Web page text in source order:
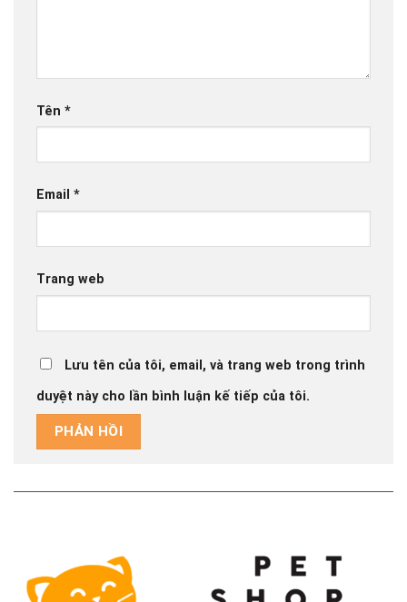
Tên *
Email *
Trang web
Lưu tên của tôi, email, và trang web trong trình
duyệt này cho lần bình luận kế tiếp của tôi.